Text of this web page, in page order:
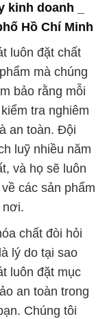
kinh doanh _
Hồ Chí Minh
luôn đặt chất
mà chúng
bảo rằng mỗi
tra nghiêm
an toàn. Đội
luỹ nhiều năm
và họ sẽ luôn
các sản phẩm
nơi.
chất đòi hỏi
lý do tại sao
luôn đặt mục
an toàn trong
Chúng tôi